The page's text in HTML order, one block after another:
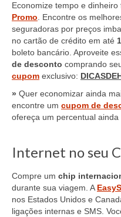
Economize tempo e
Promo . Encontre os
seguradoras por preços
no cartão de crédito em até
boleto bancário. Aproveite
de desconto comprando
cupom exclusivo:
» Quer economizar ainda
encontre um cupom de
ofereça um percentual ainda
Internet no seu
Compre um chip
durante sua viagem. A
nos Estados Unidos e
ligações internas e SMS.